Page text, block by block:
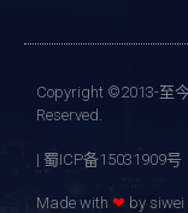
Copyright ©2013-至
Reserved.
| 蜀ICP备15031909号
Made with ❤ by siwei